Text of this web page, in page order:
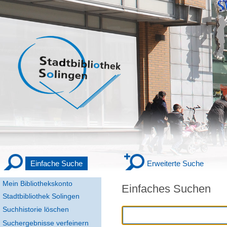
Mein Bibliothekskonto
Stadtbibliothek Solingen
Einfache Suche Erweiterte Suche
Suchhistorie löschen
Suchergebnisse verfeinern
Einfaches Suchen